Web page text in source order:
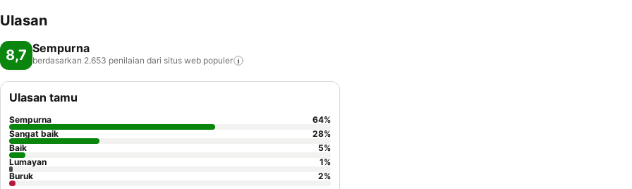
Ulasan
8,7 Sempurna
berdasarkan 2.653 penilaian dari situs web populer
Ulasan tamu
Sempurna 64%
Sangat baik
28%
Baik
5%
Lumayan
1%
Buruk
2%